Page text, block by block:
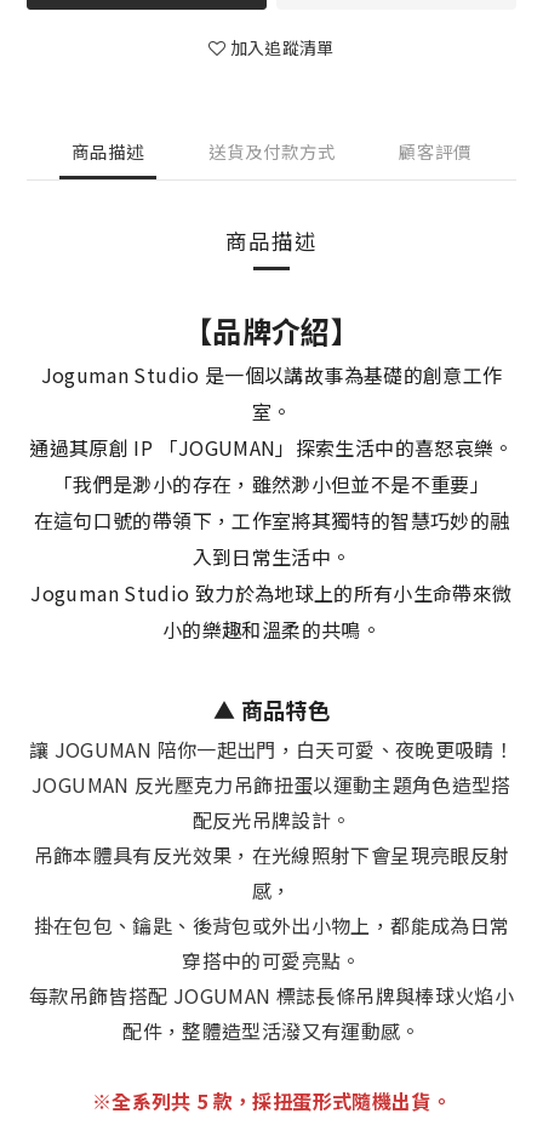
加入追蹤清單
商品描述 送貨及付款方式 顧客評價
商品描述
【品牌介紹】
Joguman Studio 是一個以講故事為基礎的創意工作
室。
通過其原創 IP 「JOGUMAN」探索生活中的喜怒哀樂。
「我們是渺小的存在，雖然渺小但並不是不重要」
在這句口號的帶領下，工作室將其獨特的智慧巧妙的融
入到日常生活中。
Joguman Studio 致力於為地球上的所有小生命帶來微
小的樂趣和溫柔的共鳴。
▲ 商品特色
讓 JOGUMAN 陪你一起出門，白天可愛、夜晚更吸睛！
JOGUMAN 反光壓克力吊飾扭蛋以運動主題角色造型搭
配反光吊牌設計。
吊飾本體具有反光效果，在光線照射下會呈現亮眼反射
感，
掛在包包、鑰匙、後背包或外出小物上，都能成為日常
穿搭中的可愛亮點。
每款吊飾皆搭配 JOGUMAN 標誌長條吊牌與棒球火焰小
配件，整體造型活潑又有運動感。
※全系列共 5 款，採扭蛋形式隨機出貨。